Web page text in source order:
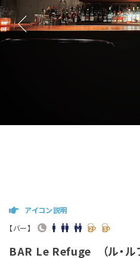
【バー】
アイコン説明
BAR Le Refuge （ル・ル